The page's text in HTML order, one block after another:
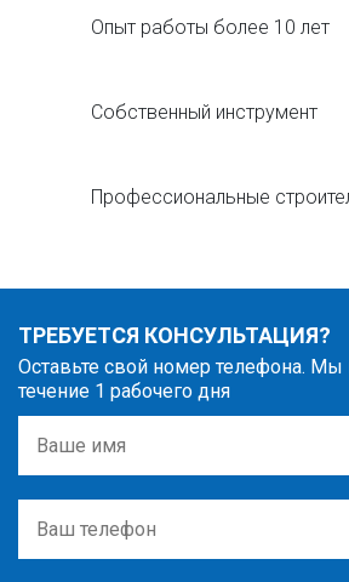
Опыт работы более 10 лет
Собственный инструмент
Профессиональные
ТРЕБУЕТСЯ КОНСУЛЬТАЦИЯ?
Оставьте свой номер телефона.
течение 1 рабочего дня